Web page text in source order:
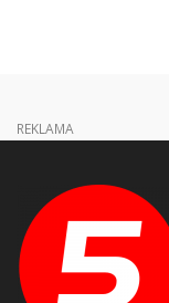
REKLAMA